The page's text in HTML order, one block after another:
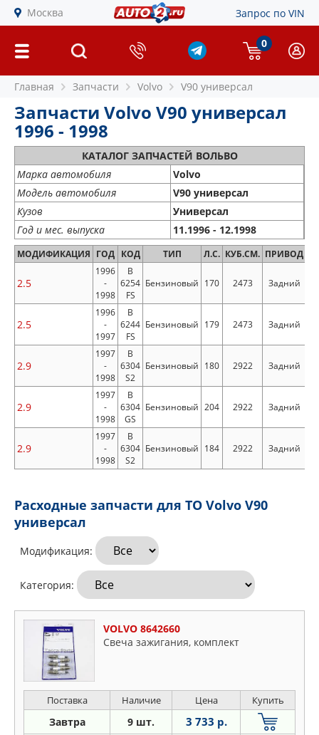
Москва Запрос по VIN
0
Главная Запчасти Volvo V90 универсал
Запчасти Volvo V90 универсал
1996 - 1998
КАТАЛОГ ЗАПЧАСТЕЙ ВОЛЬВО
Марка автомобиля
Volvo
Модель автомобиля
V90 универсал
Кузов
Универсал
Год и мес. выпуска
11.1996 - 12.1998
МОДИФИКАЦИЯ ГОД КОД ТИП Л.С. КУБ.СМ. ПРИВОД
2.5
1996
-
1998
B
6254
FS
Бензиновый 170 2473 Задний
2.5
1996
-
1997
B
6244
FS
Бензиновый 179 2473 Задний
2.9
1997
-
1998
B
6304
S2
Бензиновый 180 2922 Задний
2.9
1997
-
1998
B
6304
GS
Бензиновый 204 2922 Задний
2.9
1997
-
1998
B
6304
S2
Бензиновый 184 2922 Задний
Расходные запчасти для ТО Volvo V90
универсал
Модификация:
Категория:
VOLVO 8642660
Свеча зажигания, комплект
Поставка Наличие Цена Купить
Завтра 9 шт. 3 733 р.